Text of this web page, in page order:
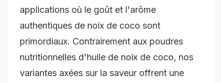
applications où le goût et l'arôme
authentiques de noix de coco sont
primordiaux. Contrairement aux poudres
nutritionnelles d'huile de noix de coco, nos
variantes axées sur la saveur offrent une